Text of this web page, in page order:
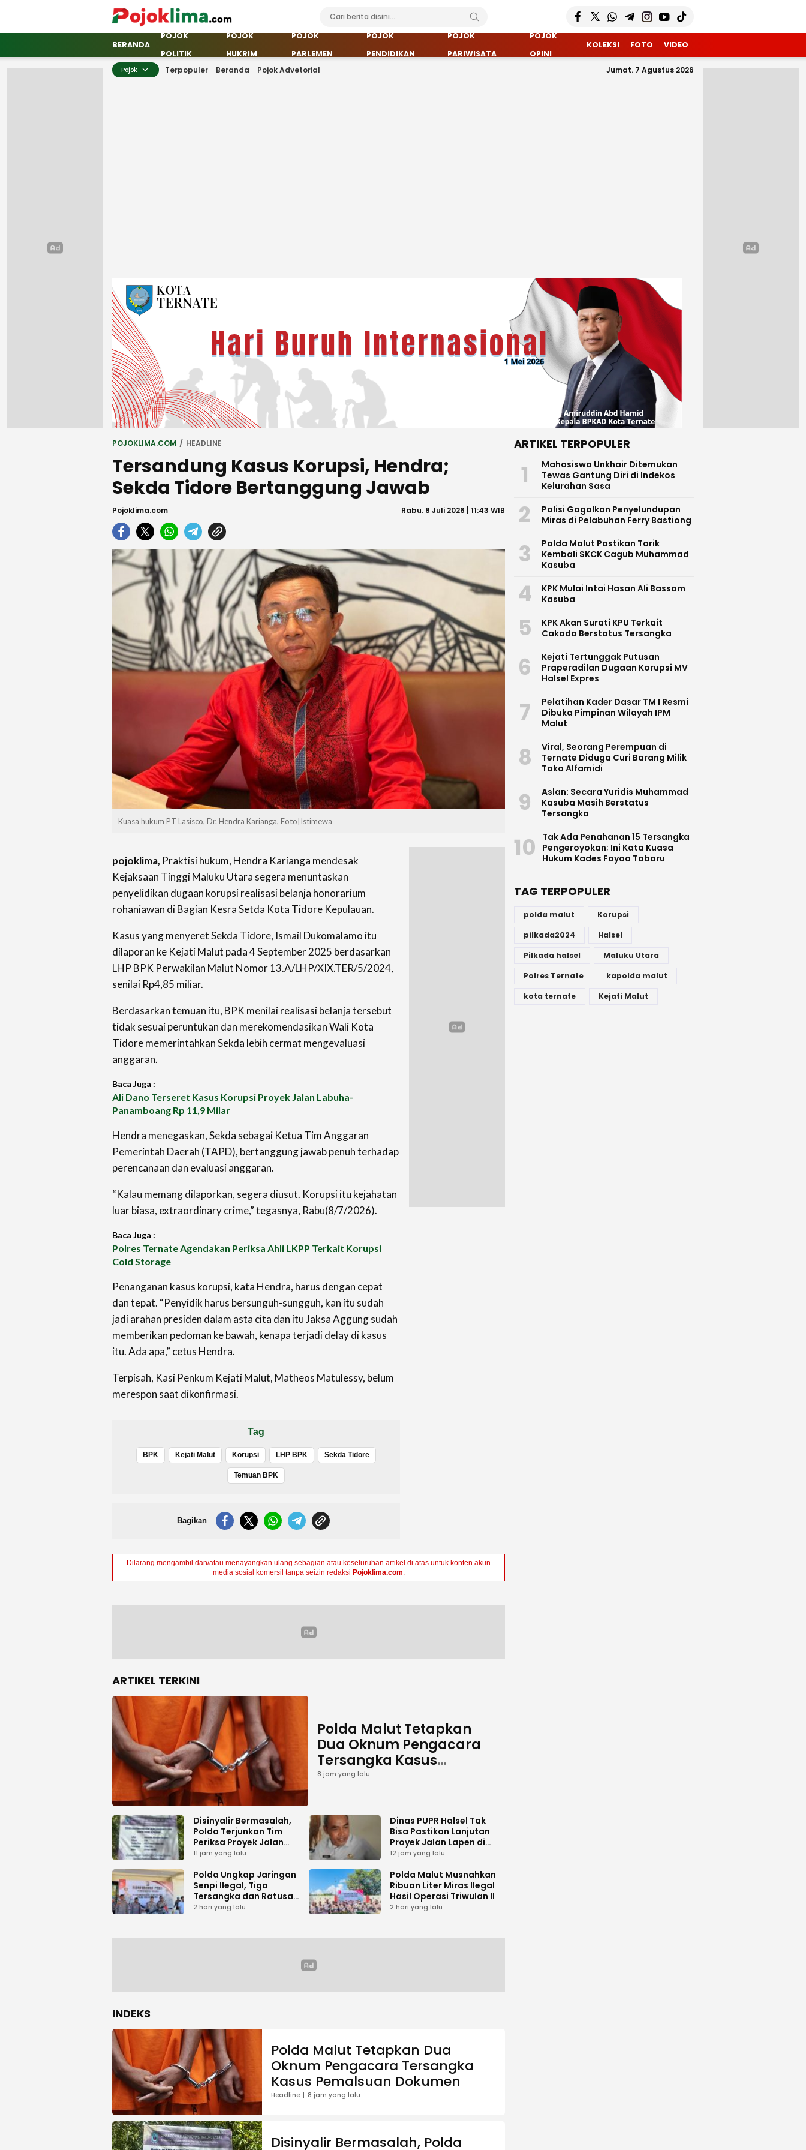
pojoklima.com
Mojokin
BERANDA
POJOK
POLITIK
POJOK
HUKRIM
POJOK
PARLEMEN
POJOK
PENDIDIKAN
POJOK
PARIWISATA
POJOK
OPINI
KOLEKSI FOTO VIDEO
Pojok Terpopuler Beranda Pojok Advetorial Jumat. 7 Agustus 2026
POJOKLIMA.COM HEADLINE
Tersandung Kasus Korupsi, Hendra;
Sekda Tidore Bertanggung Jawab
Pojoklima.com Rabu. 8 Juli 2026 | 11:43 WIB
Kuasa hukum PT Lasisco, Dr. Hendra Karianga, Foto|Istimewa
pojoklima, Praktisi hukum, Hendra Karianga mendesak
Kejaksaan Tinggi Maluku Utara segera menuntaskan
penyelidikan dugaan korupsi realisasi belanja honorarium
rohaniawan di Bagian Kesra Setda Kota Tidore Kepulauan.
Kasus yang menyeret Sekda Tidore, Ismail Dukomalamo itu
dilaporan ke Kejati Malut pada 4 September 2025 berdasarkan
LHP BPK Perwakilan Malut Nomor 13.A/LHP/XIX.TER/5/2024,
senilai Rp4,85 miliar.
Berdasarkan temuan itu, BPK menilai realisasi belanja tersebut
tidak sesuai peruntukan dan merekomendasikan Wali Kota
Tidore memerintahkan Sekda lebih cermat mengevaluasi
anggaran.
Baca Juga :
Ali Dano Terseret Kasus Korupsi Proyek Jalan Labuha-
Panamboang Rp 11,9 Milar
Hendra menegaskan, Sekda sebagai Ketua Tim Anggaran
Pemerintah Daerah (TAPD), bertanggung jawab penuh terhadap
perencanaan dan evaluasi anggaran.
“Kalau memang dilaporkan, segera diusut. Korupsi itu kejahatan
luar biasa, extraordinary crime,” tegasnya, Rabu(8/7/2026).
Baca Juga :
Polres Ternate Agendakan Periksa Ahli LKPP Terkait Korupsi
Cold Storage
Penanganan kasus korupsi, kata Hendra, harus dengan cepat
dan tepat. “Penyidik harus bersunguh-sungguh, kan itu sudah
jadi arahan presiden dalam asta cita dan itu Jaksa Aggung sudah
memberikan pedoman ke bawah, kenapa terjadi delay di kasus
itu. Ada apa,” cetus Hendra.
Terpisah, Kasi Penkum Kejati Malut, Matheos Matulessy, belum
merespon saat dikonfirmasi.
Tag
BPK Kejati Malut Korupsi LHP BPK Sekda Tidore
Temuan BPK
Bagikan
Dilarang mengambil dan/atau menayangkan ulang sebagian atau keseluruhan artikel di atas untuk konten akun
media sosial komersil tanpa seizin redaksi Pojoklima.com.
ARTIKEL TERKINI
Polda Malut Tetapkan
Dua Oknum Pengacara
Tersangka Kasus
Pemalsuan Dokumen
8 jam yang lalu
Disinyalir Bermasalah,
Polda Terjunkan Tim
Periksa Proyek Jalan
Tani di Galala
11 jam yang lalu
Dinas PUPR Halsel Tak
Bisa Pastikan Lanjutan
Proyek Jalan Lapen di
Desa Sambiki
12 jam yang lalu
Polda Ungkap Jaringan
Senpi Ilegal, Tiga
Tersangka dan Ratusan
Amunisi Diamankan
2 hari yang lalu
Polda Malut Musnahkan
Ribuan Liter Miras Ilegal
Hasil Operasi Triwulan II
2 hari yang lalu
INDEKS
Polda Malut Tetapkan Dua
Oknum Pengacara Tersangka
Kasus Pemalsuan Dokumen
Headline 8 jam yang lalu
Disinyalir Bermasalah, Polda
ARTIKEL TERPOPULER
1
Mahasiswa Unkhair Ditemukan
Tewas Gantung Diri di Indekos
Kelurahan Sasa
2
Polisi Gagalkan Penyelundupan
Miras di Pelabuhan Ferry Bastiong
3
Polda Malut Pastikan Tarik
Kembali SKCK Cagub Muhammad
Kasuba
4
KPK Mulai Intai Hasan Ali Bassam
Kasuba
5
KPK Akan Surati KPU Terkait
Cakada Berstatus Tersangka
6
Kejati Tertunggak Putusan
Praperadilan Dugaan Korupsi MV
Halsel Expres
7
Pelatihan Kader Dasar TM I Resmi
Dibuka Pimpinan Wilayah IPM
Malut
8
Viral, Seorang Perempuan di
Ternate Diduga Curi Barang Milik
Toko Alfamidi
9
Aslan: Secara Yuridis Muhammad
Kasuba Masih Berstatus
Tersangka
10
Tak Ada Penahanan 15 Tersangka
Pengeroyokan; Ini Kata Kuasa
Hukum Kades Foyoa Tabaru
TAG TERPOPULER
polda malut
Korupsi
pilkada2024
Halsel
Pilkada halsel
Maluku Utara
Polres Ternate
kapolda malut
kota ternate
Kejati Malut